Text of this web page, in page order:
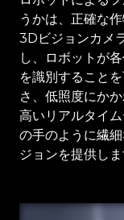
うかは、正確な
3Dビジョンカメ
し、ロボットが
を識別すること
さ、低照度にか
高いリアルタイ
の手のように繊
ジョンを提供しま